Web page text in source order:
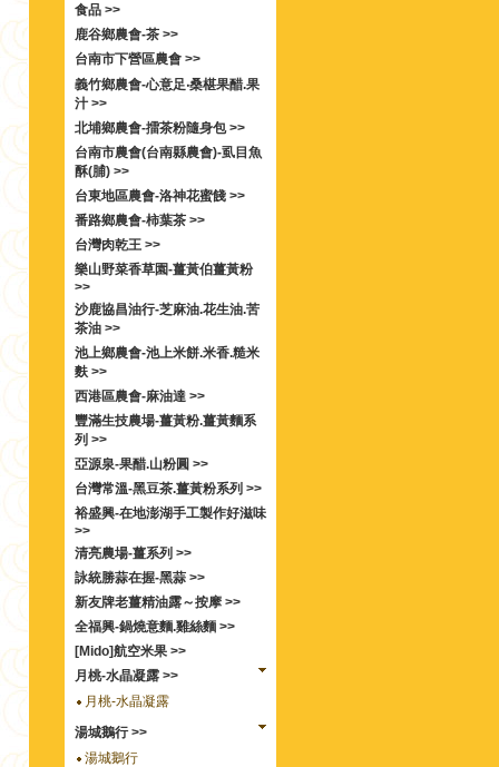
食品 >>
鹿谷鄉農會-茶 >>
台南市下營區農會 >>
義竹鄉農會-心意足‧桑椹果醋.果
汁 >>
北埔鄉農會-擂茶粉隨身包 >>
台南市農會(台南縣農會)-虱目魚
酥(脯) >>
台東地區農會-洛神花蜜餞 >>
番路鄉農會-柿葉茶 >>
台灣肉乾王 >>
樂山野菜香草園-薑黃伯薑黃粉
>>
沙鹿協昌油行-芝麻油.花生油.苦
茶油 >>
池上鄉農會-池上米餅.米香.糙米
麩 >>
西港區農會-麻油達 >>
豐滿生技農場-薑黃粉.薑黃麵系
列 >>
亞源泉-果醋.山粉圓 >>
台灣常溫-黑豆茶.薑黃粉系列 >>
裕盛興-在地澎湖手工製作好滋味
>>
清亮農場-薑系列 >>
詠統勝蒜在握-黑蒜 >>
新友牌老薑精油露～按摩 >>
全福興-鍋燒意麵.雞絲麵 >>
[Mido]航空米果 >>
月桃-水晶凝露 >>
月桃-水晶凝露
湯城鵝行 >>
湯城鵝行